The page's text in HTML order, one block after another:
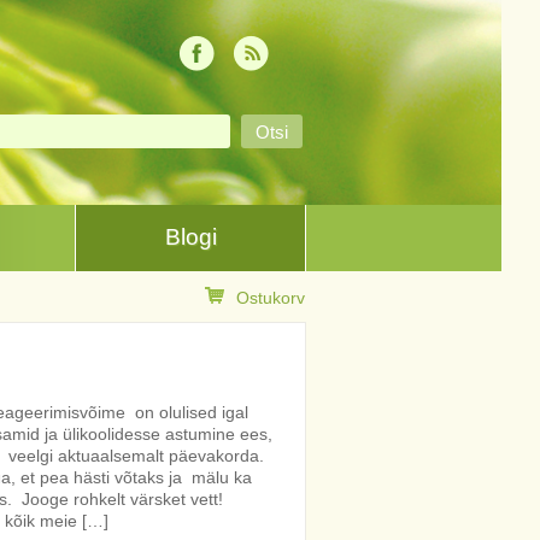
Blogi
Ostukorv
on olulised igal
ja ülikoolidesse astumine ees,
aktuaalsemalt päevakorda.
et pea hästi võtaks ja mälu ka
Jooge rohkelt värsket vett!
kõik meie […]